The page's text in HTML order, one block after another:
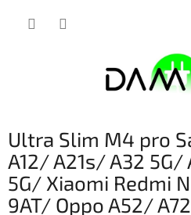
Ultra Slim M4 pro
A12/ A21s/ A32 5G/
5G/ Xiaomi Redmi
9AT/ Oppo A52/